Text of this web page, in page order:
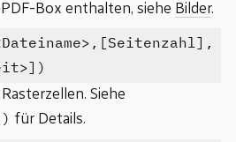
Box enthalten, siehe Bilder.
Siehe
für Details.